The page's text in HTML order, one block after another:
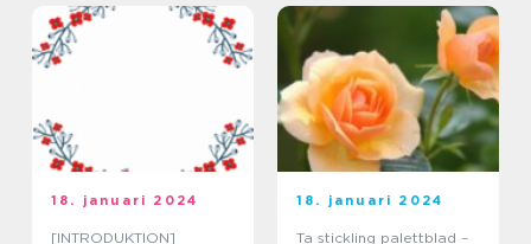
18. januari 2024
[INTRODUKTION]
18. januari 2024
Ta stickling palettblad –